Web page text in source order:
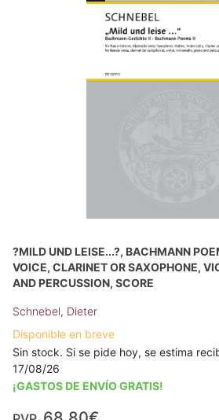
?MILD UND LEISE...?, BACHMANN
VOICE, CLARINET OR SAXOPHONE,
AND PERCUSSION, SCORE
Schnebel, Dieter
Disponible en breve
Sin stock. Si se pide hoy, se estima
17/08/26
¡GASTOS DE ENVÍO GRATIS!